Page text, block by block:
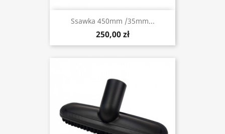
Ssawka 450mm /35mm...
250,00 zł